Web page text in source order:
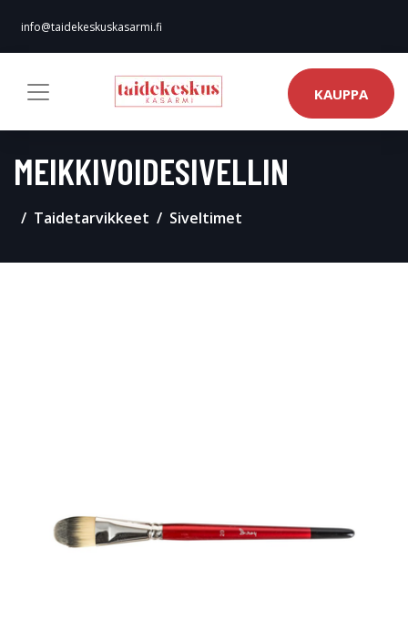
info@taidekeskuskasarmi.fi
KAUPPA
MEIKKIVOIDESIVELLIN
Taidetarvikkeet Siveltimet